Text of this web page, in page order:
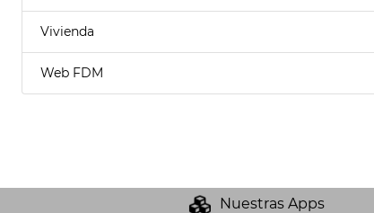
Vivienda
Web FDM
Nuestras Apps